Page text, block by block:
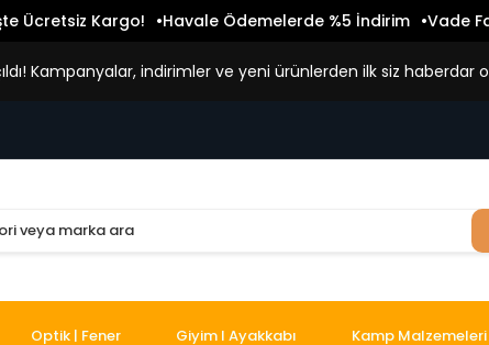
Ücretsiz Kargo! Havale Ödemelerde %5 İndirim Vade
Kampanyalar, indirimler ve yeni ürünlerden ilk siz haberdar
Optik | Fener Giyim I Ayakkabı Kamp Malzemeleri